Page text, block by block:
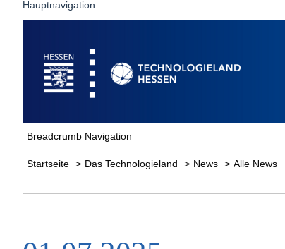
Hauptnavigation
Startseite
Breadcrumb Navigation
Startseite Das Technologieland News Alle News